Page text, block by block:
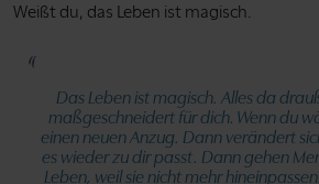
Weißt du, das Leben ist magisch.
Das Leben ist magisch. Alles da
maßgeschneidert für dich. Wenn du
einen neuen Anzug. Dann verändert
es wieder zu dir passt. Dann gehen
Leben, weil sie nicht mehr